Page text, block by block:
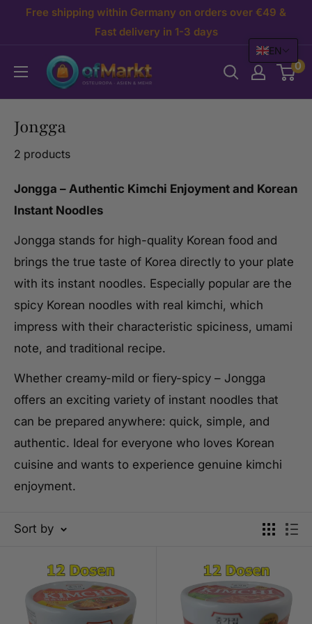
Free shipping within Germany on orders over €49 &
Fast delivery in 1-3 days
OfMarkt.de 0
Jongga
2 products
Jongga – Authentic Kimchi Enjoyment and Korean
Instant Noodles
Jongga stands for high-quality Korean food and
brings the true taste of Korea directly to your plate
with its instant noodles. Especially popular are the
spicy Korean noodles with real kimchi, which
impress with their characteristic spiciness, umami
note, and traditional recipe.
Whether creamy-mild or fiery-spicy – Jongga
offers an exciting variety of instant noodles that
can be prepared anywhere: quick, simple, and
authentic. Ideal for everyone who loves Korean
cuisine and wants to experience genuine kimchi
enjoyment.
Sort by
EN